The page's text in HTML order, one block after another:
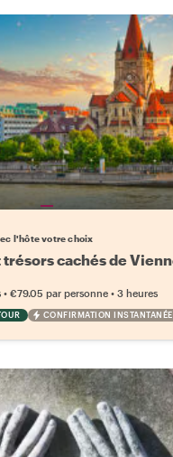
votre local favori
l'hôte votre choix
cachés de
• €79.05 par personne • 3 heures
CONFIRMATION INSTANTANÉE